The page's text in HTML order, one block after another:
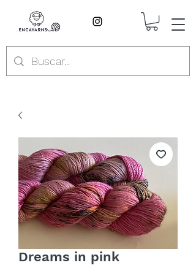
Dreams in pink